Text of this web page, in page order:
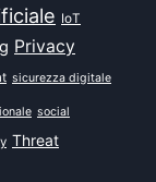
IoT
Privacy
sicurezza digitale
social
Threat